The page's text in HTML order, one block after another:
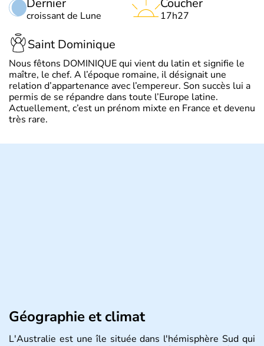
Dernier
croissant de Lune
Coucher
17h27
Saint Dominique
Nous fêtons DOMINIQUE qui vient du latin et signifie le
maître, le chef. A l’époque romaine, il désignait une
relation d’appartenance avec l’empereur. Son succès lui a
permis de se répandre dans toute l’Europe latine.
Actuellement, c’est un prénom mixte en France et devenu
très rare.
Géographie et climat
L'Australie est une île située dans l'hémisphère Sud qui